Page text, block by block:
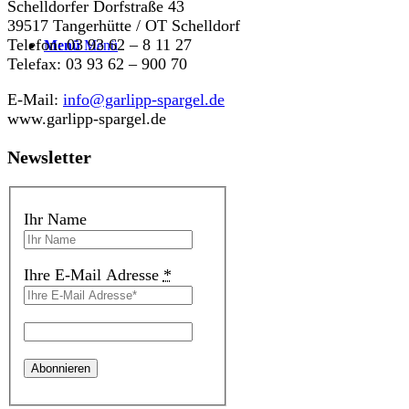
Menü Menü
Schelldorfer Dorfstraße 43
39517 Tangerhütte / OT Schelldorf
Telefon: 03 93 62 – 8 11 27
Telefax: 03 93 62 – 900 70
E-Mail: info@garlipp-spargel.de
www.garlipp-spargel.de
Newsletter
Ihr Name
Ihre E-Mail Adresse *